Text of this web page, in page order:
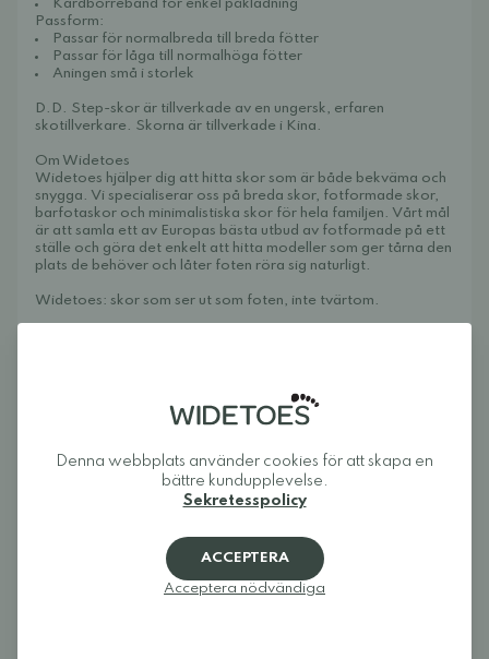
Kardborreband för enkel påklädning
Passform:
Passar för normalbreda till breda fötter
Passar för låga till normalhöga fötter
Aningen små i storlek
D.D. Step-skor är tillverkade av en ungersk, erfaren
skotillverkare. Skorna är tillverkade i Kina.
Om Widetoes
Widetoes hjälper dig att hitta skor som är både bekväma och
snygga. Vi specialiserar oss på breda skor, fotformade skor,
barfotaskor och minimalistiska skor för hela familjen. Vårt mål
är att samla ett av Europas bästa utbud av fotformade på ett
ställe och göra det enkelt att hitta modeller som ger tårna den
plats de behöver och låter foten röra sig naturligt.
Widetoes: skor som ser ut som foten, inte tvärtom.
Logga in och betygsätt produkten.
LOGGA IN
Denna webbplats använder cookies för att skapa en
bättre kundupplevelse.
Sekretesspolicy
ACCEPTERA
Acceptera nödvändiga